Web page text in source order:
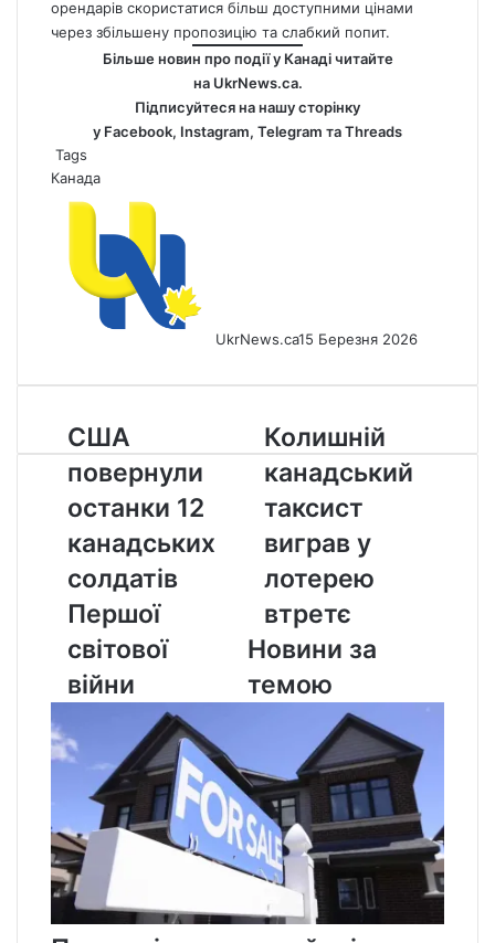
орендарів скористатися більш доступними цінами
через збільшену пропозицію та слабкий попит.
Більше новин про події у Канаді читайте
на UkrNews.ca.
Підписуйтеся на нашу сторінку
у Facebook, Instagram, Telegram таThreads
Tags
Канада
UkrNews.ca15 Березня 2026
США
повернули
останки
12
канадських
солдатів
світової
війни
США
повернули
останки 12
канадських
солдатів
Першої
світової
війни
Колишній
канадський
таксист
виграв
у
лотерею
Колишній
канадський
таксист
виграв у
лотерею
втретє
Новини за
темою